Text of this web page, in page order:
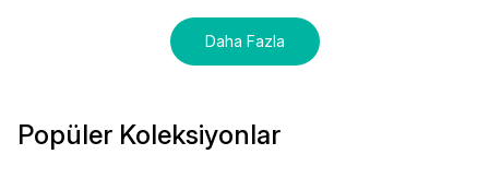
Daha Fazla
Popüler Koleksiyonlar